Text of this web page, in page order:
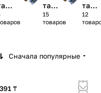
та
Kyoce
ra
15
товаров
та
/
12
Сначала популярные
₸